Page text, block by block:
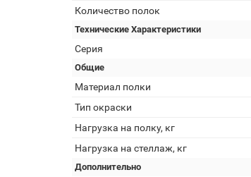
Количество полок
Технические Характеристики
Серия
Общие
Материал полки
Тип окраски
Нагрузка на полку, кг
Нагрузка на стеллаж, кг
Дополнительно